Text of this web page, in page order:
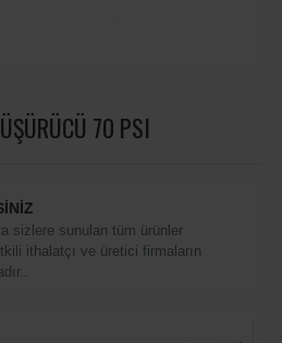
70 PSI
sizlere sunulan tüm ürünler
ithalatçı ve üretici firmaların